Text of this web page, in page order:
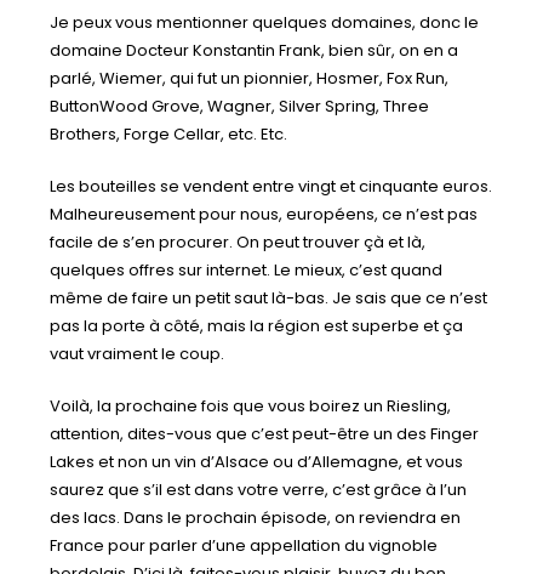
Je peux vous mentionner quelques domaines, donc le
domaine Docteur Konstantin Frank, bien sûr, on en a
parlé, Wiemer, qui fut un pionnier, Hosmer, Fox Run,
ButtonWood Grove, Wagner, Silver Spring, Three
Brothers, Forge Cellar, etc. Etc.
Les bouteilles se vendent entre vingt et cinquante euros.
Malheureusement pour nous, européens, ce n’est pas
facile de s’en procurer. On peut trouver çà et là,
quelques offres sur internet. Le mieux, c’est quand
même de faire un petit saut là-bas. Je sais que ce n’est
pas la porte à côté, mais la région est superbe et ça
vaut vraiment le coup.
Voilà, la prochaine fois que vous boirez un Riesling,
attention, dites-vous que c’est peut-être un des Finger
Lakes et non un vin d’Alsace ou d’Allemagne, et vous
saurez que s’il est dans votre verre, c’est grâce à l’un
des lacs. Dans le prochain épisode, on reviendra en
France pour parler d’une appellation du vignoble